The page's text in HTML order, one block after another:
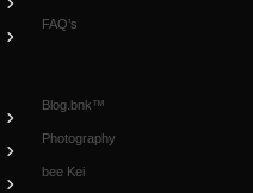
FAQ’s
Blog.bnk™
Photography
bee Kei